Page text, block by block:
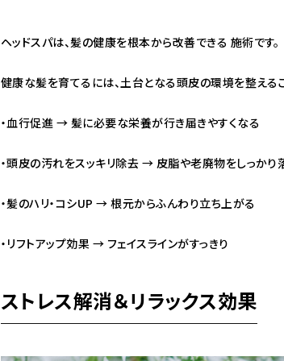
ヘッドスパは、髪の健康を根本から改善できる 施術です。
健康な髪を育てるには、土台となる頭皮の環境を整える
・血行促進 → 髪に必要な栄養が行き届きやすくなる
・頭皮の汚れをスッキリ除去 → 皮脂や老廃物をしっかり
・髪のハリ・コシUP → 根元からふんわり立ち上がる
・リフトアップ効果 → フェイスラインがすっきり
ストレス解消＆リラックス効果